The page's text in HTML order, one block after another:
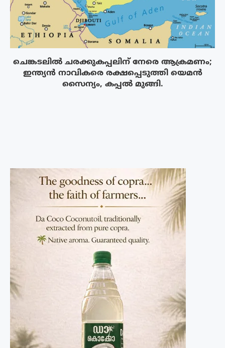
ചെങ്കടലിൽ ചരക്കുകപ്പലിന് നേരെ ആക്രമണം;
ഇന്ത്യൻ നാവികരെ രക്ഷപ്പെടുത്തി യെമൻ
സൈന്യം, കപ്പൽ മുങ്ങി.